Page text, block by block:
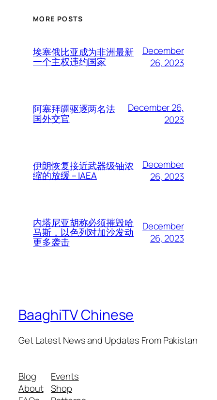
MORE POSTS
埃塞俄比亚成为非洲最新
一个主权违约国家
December
26, 2023
阿塞拜疆驱逐两名法
国外交官
December 26,
2023
伊朗恢复接近武器级铀浓
缩的放缓 – IAEA
December
26, 2023
内塔尼亚胡称必须摧毁哈
马斯，以色列对加沙发动
更多袭击
December
26, 2023
BaaghiTV Chinese
Get Latest News and Updates From Pakistan
Blog
About
Events
Shop